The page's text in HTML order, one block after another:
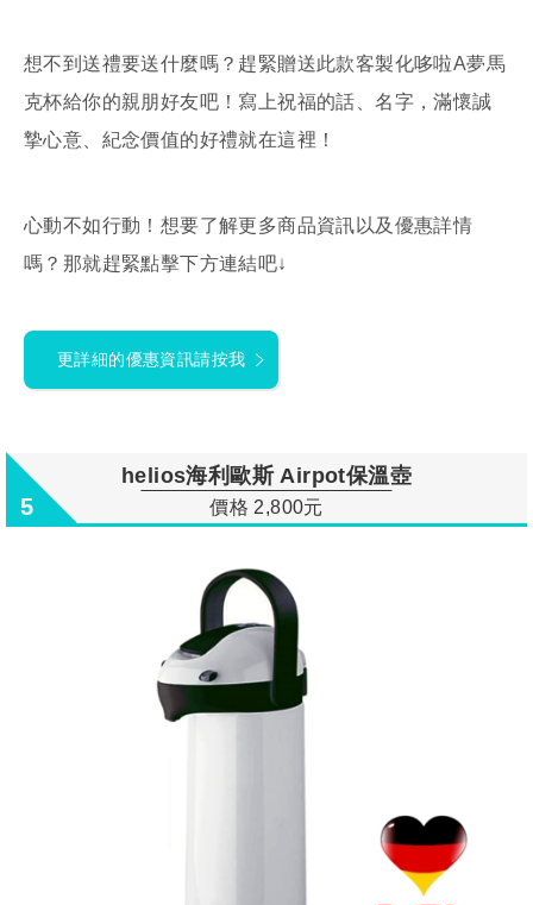
想不到送禮要送什麼嗎？趕緊贈送此款客製化哆啦A夢馬
克杯給你的親朋好友吧！寫上祝福的話、名字，滿懷誠
摯心意、紀念價值的好禮就在這裡！
心動不如行動！想要了解更多商品資訊以及優惠詳情
嗎？那就趕緊點擊下方連結吧↓
更詳細的優惠資訊請按我
5
helios海利歐斯 Airpot保溫壺
價格 2,800元